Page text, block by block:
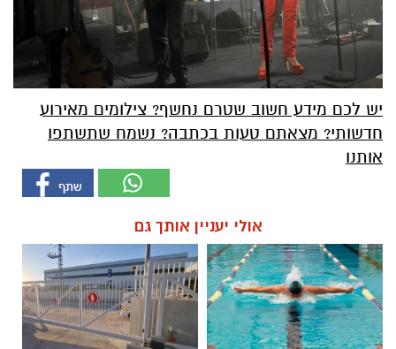
יש לכם מידע חשוב שטרם נחשף? צילומים מאירוע
חדשותי? מצאתם טעות בכתבה? נשמח שתשתפו
אותנו
אולי יעניין אותך גם